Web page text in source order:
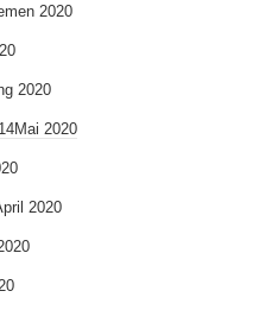
2020
2020
2020
2020